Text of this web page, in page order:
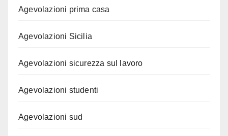
Agevolazioni prima casa
Agevolazioni Sicilia
Agevolazioni sicurezza sul lavoro
Agevolazioni studenti
Agevolazioni sud